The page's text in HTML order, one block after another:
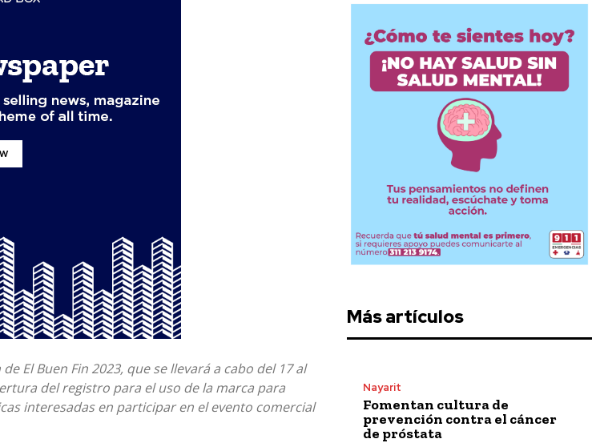
El Buen Fin 2023, que se llevará a cabo del 17 al
del registro para el uso de la marca para
interesadas en participar en el evento comercial
Más artículos
Nayarit
Fomentan cultura de
prevención contra el cáncer
de próstata